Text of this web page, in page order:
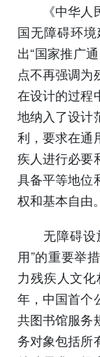
《中华人民
国无障碍环
出“国家推广
点不再强调为
在设计的过程
地纳入了设计
利，要求在通
疾人进行必要
具备平等地位
权和基本自由。
无障碍设施
用”的重要举
力残疾人文
年，中国首个
共图书馆服务
务对象包括所